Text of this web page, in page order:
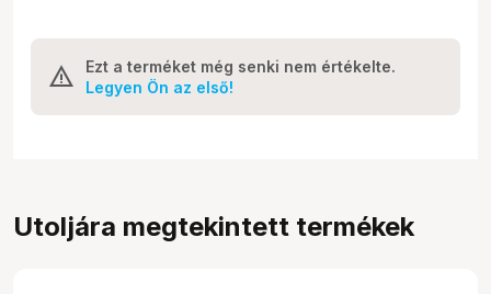
Ezt a terméket még senki nem értékelte.
Legyen Ön az első!
Utoljára megtekintett termékek